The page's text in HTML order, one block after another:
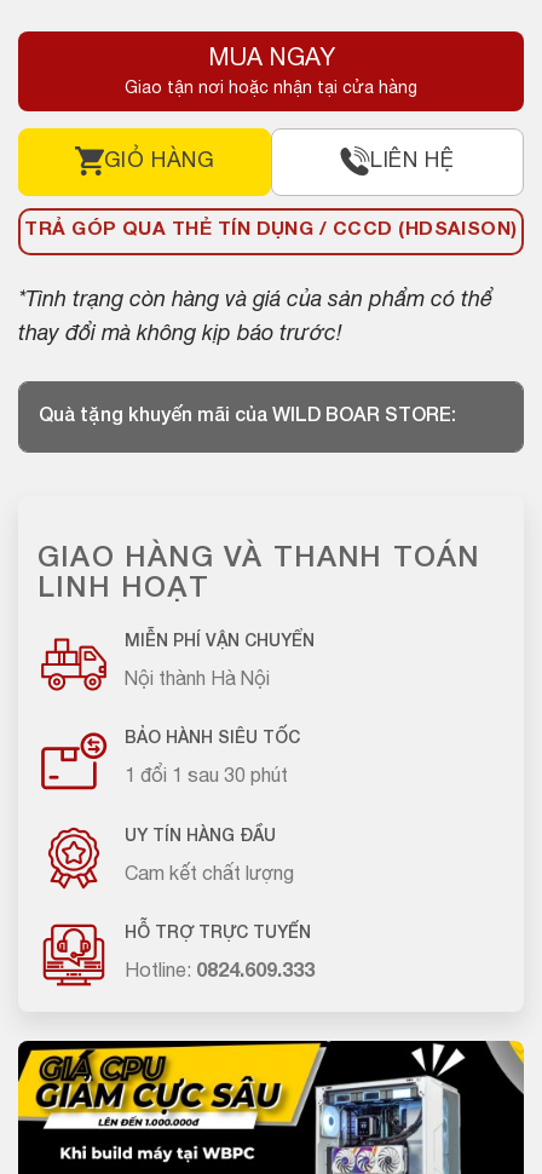
MUA NGAY
Giao tận nơi hoặc nhận tại cửa hàng
GIỎ HÀNG LIÊN HỆ
TRẢ GÓP QUA THẺ TÍN DỤNG / CCCD (HDSAISON)
*Tình trạng còn hàng và giá của sản phẩm có thể
thay đổi mà không kịp báo trước!
Quà tặng khuyến mãi của WILD BOAR STORE:
GIAO HÀNG VÀ THANH TOÁN
LINH HOẠT
MIỄN PHÍ VẬN CHUYỂN
Nội thành Hà Nội
BẢO HÀNH SIÊU TỐC
1 đổi 1 sau 30 phút
UY TÍN HÀNG ĐẦU
Cam kết chất lượng
HỖ TRỢ TRỰC TUYẾN
Hotline: 0824.609.333